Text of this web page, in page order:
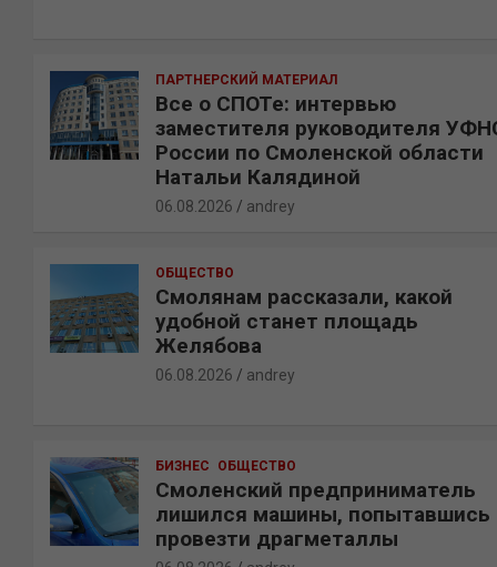
ПАРТНЕРСКИЙ МАТЕРИАЛ
Все о СПОТе: интервью
заместителя руководителя
России по Смоленской области
Натальи Калядиной
06.08.2026 andrey
ОБЩЕСТВО
Смолянам рассказали, какой
удобной станет площадь
Желябова
06.08.2026 andrey
БИЗНЕС ОБЩЕСТВО
Смоленский предприниматель
лишился машины, попытавшись
провезти драгметаллы